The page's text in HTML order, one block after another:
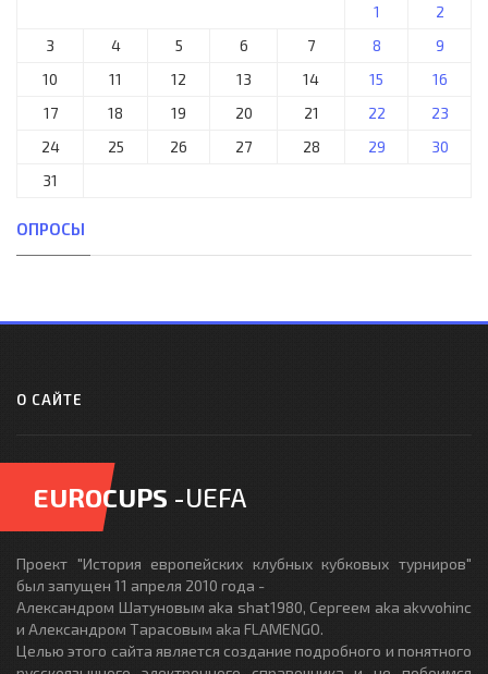
1
2
3
4 5 6 7 8
9
10
11 12 13 14 15
16
17
18 19 20 21 22
23
24
25 26 27 28 29
30
31
ОПРОСЫ
О САЙТЕ
EUROCUPS -UEFA
Проект "История европейских клубных кубковых турниров"
был запущен 11 апреля 2010 года -
Александром Шатуновым aka shat1980, Сергеем aka akvvohinc
и Александром Тарасовым aka FLAMENGO.
Целью этого сайта является создание подробного и понятного